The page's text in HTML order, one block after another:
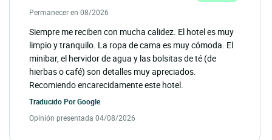
Permanecer en 08/2026
Siempre me reciben con mucha calidez. El hotel es muy
limpio y tranquilo. La ropa de cama es muy cómoda. El
minibar, el hervidor de agua y las bolsitas de té (de
hierbas o café) son detalles muy apreciados.
Recomiendo encarecidamente este hotel.
Traducido PorGoogle
Opinión presentada 04/08/2026